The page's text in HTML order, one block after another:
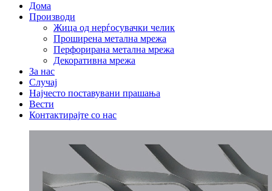
Дома
Производи
Жица од нерѓосувачки челик
Проширена метална мрежа
Перфорирана метална мрежа
Декоративна мрежа
За нас
Случај
Најчесто поставувани прашања
Вести
Контактирајте со нас